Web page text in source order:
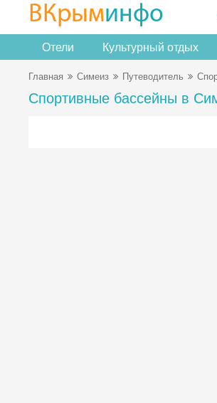
ВКрыминфо
Отели Культурный отдых
Главная Симеиз Путеводитель
Спортивные бассейны в